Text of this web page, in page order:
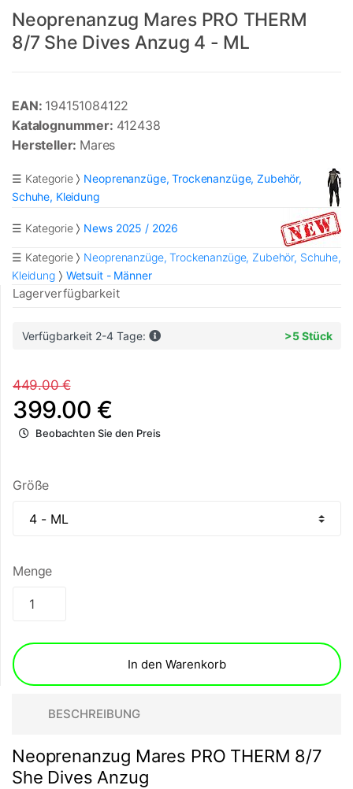
Neoprenanzug Mares PRO THERM
8/7 She Dives Anzug 4 - ML
EAN: 194151084122
Katalognummer: 412438
Hersteller: Mares
☰ Kategorie
Neoprenanzüge, Trockenanzüge, Zubehör,
Schuhe, Kleidung
☰ Kategorie News 2025 / 2026
☰ Kategorie
Neoprenanzüge, Trockenanzüge, Zubehör, Schuhe,
Kleidung
Wetsuit - Männer
Lagerverfügbarkeit
Verfügbarkeit 2-4 Tage: >5 Stück
449.00 €
399.00 €
Beobachten Sie den Preis
Größe
Menge
In den Warenkorb
BESCHREIBUNG
Neoprenanzug Mares PRO THERM 8/7
She Dives Anzug